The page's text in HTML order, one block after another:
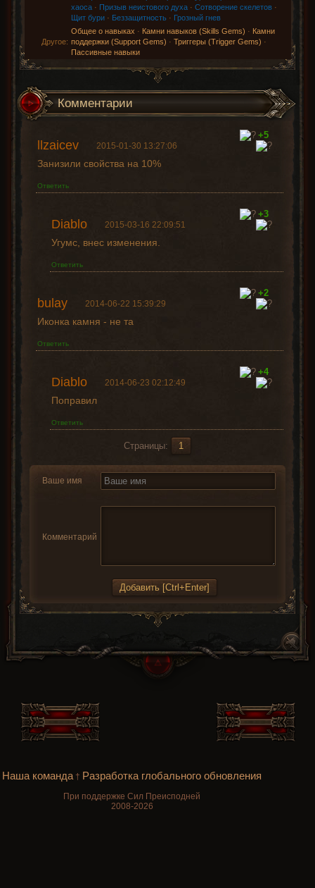
хаоса· Призыв неистового духа· Сотворение скелетов·
Щит бури· Беззащитность· Грозный гнев
Другое:
Общее о навыках · Камни навыков (Skills Gems) · Камни
поддержки (Support Gems) · Триггеры (Trigger Gems) ·
Пассивные навыки
Комментарии
llzaicev 2015-01-30 13:27:06
Занизили свойства на 10%
Ответить
+5
Diablo 2015-03-16 22:09:51
Угумс, внес изменения.
Ответить
+3
bulay 2014-06-22 15:39:29
Иконка камня - не та
Ответить
+2
Diablo 2014-06-23 02:12:49
Поправил
Ответить
+4
Страницы: 1
Ваше имя
Комментарий
Наша команда† Разработка глобального обновления
При поддержке Сил Преисподней
2008-2026